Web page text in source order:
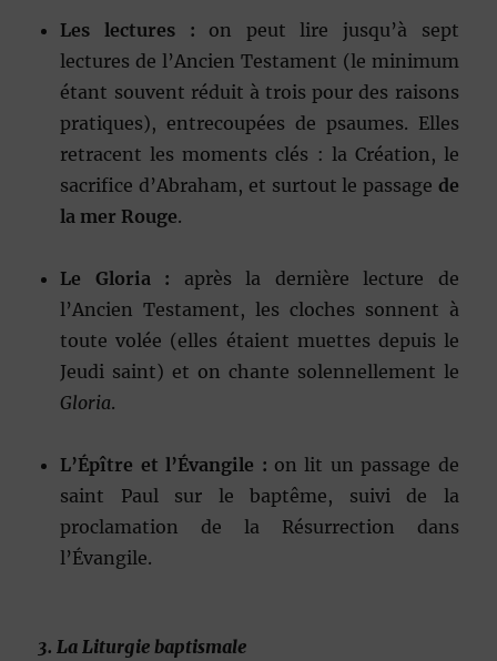
Les lectures : on peut lire jusqu’à sept
lectures de l’Ancien Testament (le minimum
étant souvent réduit à trois pour des raisons
pratiques), entrecoupées de psaumes. Elles
retracent les moments clés : la Création, le
sacrifice d’Abraham, et surtout le passage de
la mer Rouge.
Le Gloria : après la dernière lecture de
l’Ancien Testament, les cloches sonnent à
toute volée (elles étaient muettes depuis le
Jeudi saint) et on chante solennellement le
Gloria.
L’Épître et l’Évangile : on lit un passage de
saint Paul sur le baptême, suivi de la
proclamation de la Résurrection dans
l’Évangile.
3. La Liturgie baptismale